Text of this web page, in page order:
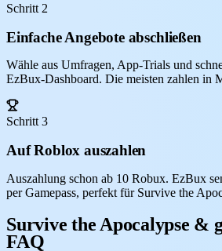
Schritt 2
Einfache Angebote abschließen
Wähle aus Umfragen, App-Trials und
EzBux-Dashboard. Die meisten zahlen in
Schritt 3
Auf Roblox auszahlen
Auszahlung schon ab 10 Robux. EzBux
per Gamepass, perfekt für Survive the
Survive the Apocalypse &
FAQ